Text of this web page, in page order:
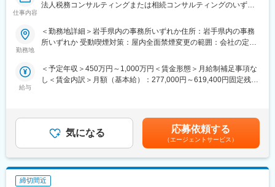
7/16（木）17:00～20:30
7/21（火）17:00～20:30
7/23（木）17:00～20:30
※ご応募時、参加可能日時をお知らせください。
・新規契約・機種変更の受付および提案
・料金プラン、楽天ポイント活用、楽天カード、各種サービスの
案内
・スマホの初期設定・データ移行サポート
・問い合わせ対応
◇店舗運営
・店舗での電話応対
仕事内容
法人税務コンサルティングまたは相続コンサルティングのいずれ
法人向け税務コンサルティング
・法人顧問業務（月次・決算・申告書作成など）
・財務諸表の精査による、適用可能な税法・規制の確認
・節税対策やリスク回避の方法など税務戦略の策定
相続コンサルティング
・相続税申告または手続き代行業務
・相続人とのヒアリングを通じた、最適な相続方法の提案
・不動産や金融資産などの相続財産についての調査・評価
・新規顧客に向けた相続コンサル業務
勤務地
＜勤務地詳細＞岩手県内の事務所いずれか住所：岩手県内の事務
所いずれか 受動喫煙対策：屋内全面禁煙変更の範囲：会社の定め
給与
＜予定年収＞450万円～1,000万円＜賃金形態＞月給制補足事項な
し＜賃金内訳＞月額（基本給）：277,000円～619,400円固定残業
給与補足＞※給与詳細は資格、経験・前職等を考慮の上同社規定に
より決定■昇給：原則年1回■賞与：年2回■インセンティブ制度あ
り※管理監督者として採用となった場合は固定残業の支給はありま
せん。賃金はあくまでも目安の金額であり、選考を通じて上下す
る可能性があります。月給(月額)は固定手当を含めた表記です。
気になる 応募依頼する
（エージェントサービス）
締切間近